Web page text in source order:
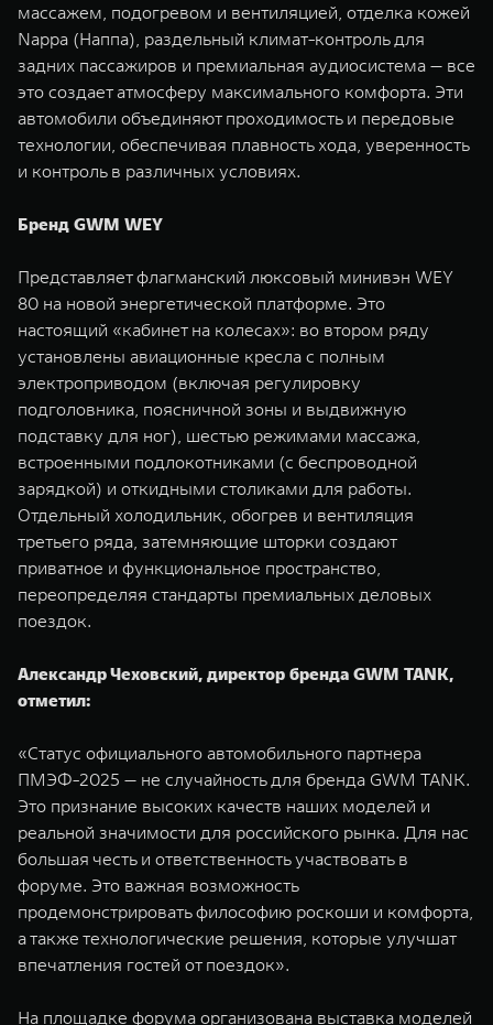
массажем, подогревом и вентиляцией, отделка кожей
Nappa (Наппа), раздельный климат-контроль для
задних пассажиров и премиальная аудиосистема — все
это создает атмосферу максимального комфорта. Эти
автомобили объединяют проходимость и передовые
технологии, обеспечивая плавность хода, уверенность
и контроль в различных условиях.
Бренд GWM WEY
Представляет флагманский люксовый минивэн WEY
80 на новой энергетической платформе. Это
настоящий «кабинет на колесах»: во втором ряду
установлены авиационные кресла с полным
электроприводом (включая регулировку
подголовника, поясничной зоны и выдвижную
подставку для ног), шестью режимами массажа,
встроенными подлокотниками (с беспроводной
зарядкой) и откидными столиками для работы.
Отдельный холодильник, обогрев и вентиляция
третьего ряда, затемняющие шторки создают
приватное и функциональное пространство,
переопределяя стандарты премиальных деловых
поездок.
Александр Чеховский, директор бренда GWM TANK,
отметил:
«Статус официального автомобильного партнера
ПМЭФ-2025 — не случайность для бренда GWM TANK.
Это признание высоких качеств наших моделей и
реальной значимости для российского рынка. Для нас
большая честь и ответственность участвовать в
форуме. Это важная возможность
продемонстрировать философию роскоши и комфорта,
а также технологические решения, которые улучшат
впечатления гостей от поездок».
На площадке форума организована выставка моделей